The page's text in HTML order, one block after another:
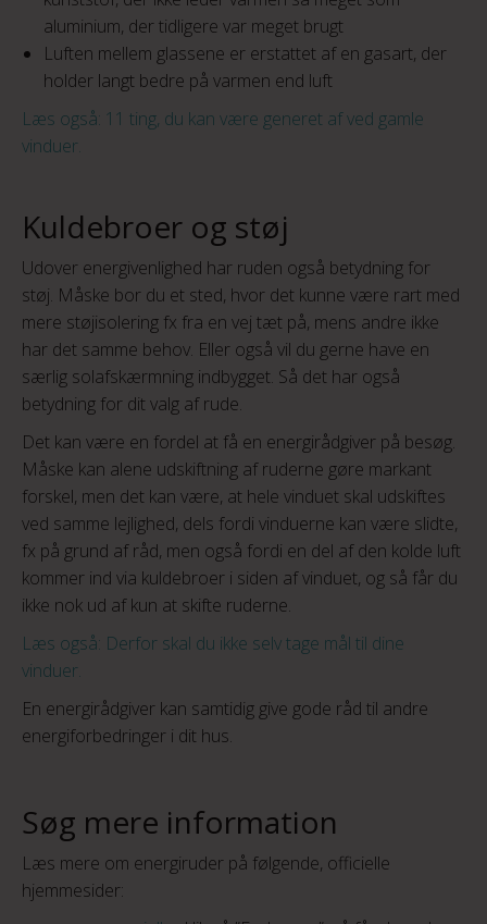
aluminium, der tidligere var meget brugt
Luften mellem glassene er erstattet af en gasart, der
holder langt bedre på varmen end luft
Læs også: 11 ting, du kan være generet af ved gamle
vinduer.
Kuldebroer og støj
Udover energivenlighed har ruden også betydning for
støj. Måske bor du et sted, hvor det kunne være rart med
mere støjisolering fx fra en vej tæt på, mens andre ikke
har det samme behov. Eller også vil du gerne have en
særlig solafskærmning indbygget. Så det har også
betydning for dit valg af rude.
Det kan være en fordel at få en energirådgiver på besøg.
Måske kan alene udskiftning af ruderne gøre markant
forskel, men det kan være, at hele vinduet skal udskiftes
ved samme lejlighed, dels fordi vinduerne kan være slidte,
fx på grund af råd, men også fordi en del af den kolde luft
kommer ind via kuldebroer i siden af vinduet, og så får du
ikke nok ud af kun at skifte ruderne.
Læs også: Derfor skal du ikke selv tage mål til dine
vinduer.
En energirådgiver kan samtidig give gode råd til andre
energiforbedringer i dit hus.
Søg mere information
Læs mere om energiruder på følgende, officielle
hjemmesider: